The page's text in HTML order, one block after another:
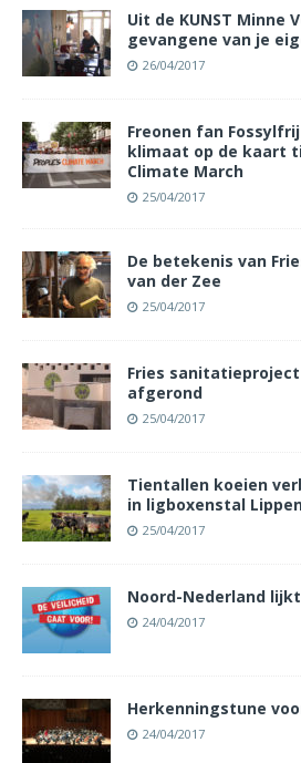
Uit de KUNST Minne
gevangene van je
26/04/2017
Freonen fan
klimaat op de kaart
Climate March
25/04/2017
De betekenis van
van der Zee
25/04/2017
Fries
afgerond
25/04/2017
Tientallen koeien
in ligboxenstal
25/04/2017
Noord-Nederland
24/04/2017
Herkenningstune
24/04/2017